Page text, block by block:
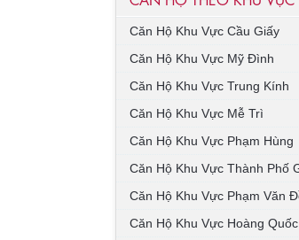
Căn Hộ Khu Vực Cầu Giấy
Căn Hộ Khu Vực Mỹ Đình
Căn Hộ Khu Vực Trung Kính
Căn Hộ Khu Vực Mễ Trì
Căn Hộ Khu Vực Phạm Hùng
Căn Hộ Khu Vực Thành Phố
Căn Hộ Khu Vực Phạm Văn
Căn Hộ Khu Vực Hoàng